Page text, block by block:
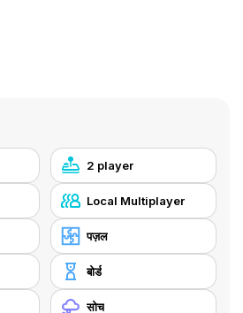
2 player
Local Multiplayer
पज़ल
बोर्ड
सोच